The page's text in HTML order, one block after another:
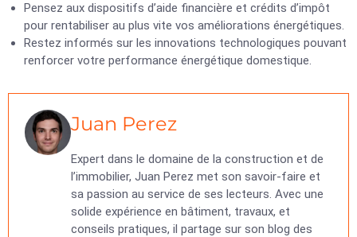
Pensez aux dispositifs d’aide financière et crédits d’impôt
pour rentabiliser au plus vite vos améliorations énergétiques.
Restez informés sur les innovations technologiques pouvant
renforcer votre performance énergétique domestique.
Juan Perez
Expert dans le domaine de la construction et de
l’immobilier, Juan Perez met son savoir-faire et
sa passion au service de ses lecteurs. Avec une
solide expérience en bâtiment, travaux, et
conseils pratiques, il partage sur son blog des